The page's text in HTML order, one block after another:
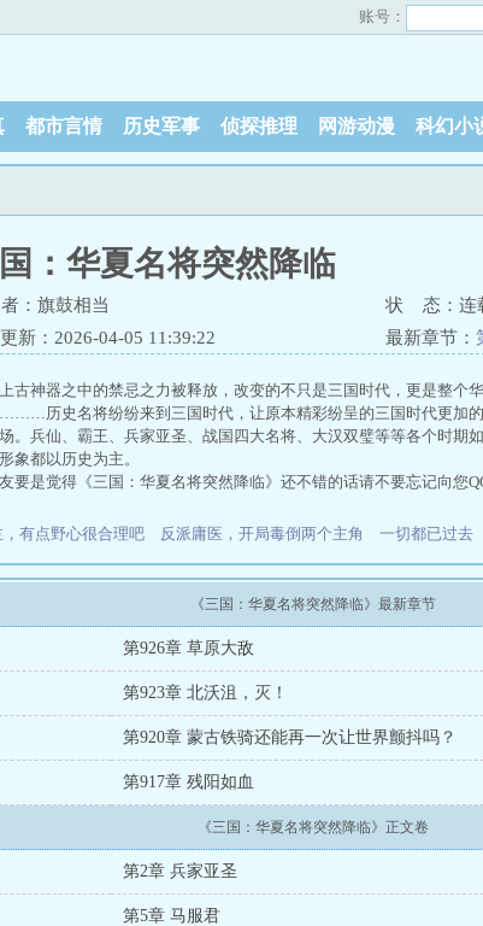
账号：
都市言情 历史军事 侦探推理 网游动漫 科幻小
：华夏名将突然降临
：旗鼓相当 状 态：连
新：2026-04-05 11:39:22
最新章节：
古神器之中的禁忌之力被释放，改变的不只是三国时代，更是整个
历史名将纷纷来到三国时代，让原本精彩纷呈的三国时代更加
。兵仙、霸王、兵家亚圣、战国四大名将、大汉双璧等等各个时期
象都以历史为主。
要是觉得《三国：华夏名将突然降临》还不错的话请不要忘记向您
有点野心很合理吧 反派庸医，开局毒倒两个主角 一切都已过去
《三国：华夏名将突然降临》最新章节
第926章 草原大敌
第923章 北沃沮，灭！
第920章 蒙古铁骑还能再一次让世界颤抖吗？
第917章 残阳如血
《三国：华夏名将突然降临》正文卷
第2章 兵家亚圣
第5章 马服君